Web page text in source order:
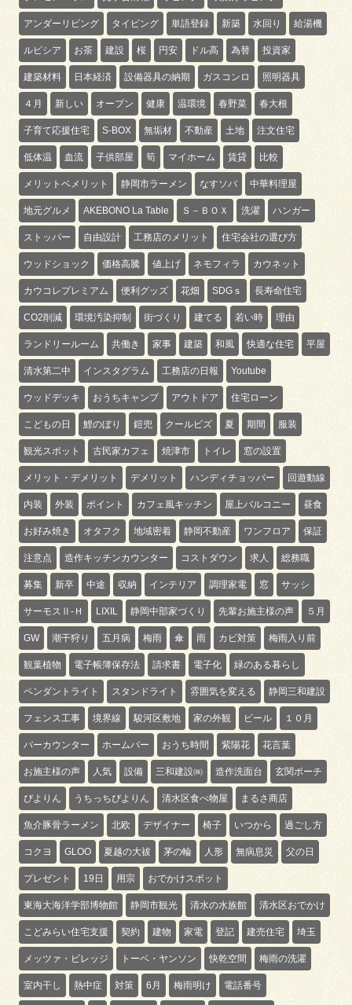
アンダーリビング タイピング 単語登録 新築 水回り 給湯機
ルピシア お茶 建設 桜 円安 ドル高 為替 投資家
建築材料 日本経済 設備器具の納期 ガスコンロ 照明器具
４月 新しい オープン 健康 温環境 春野菜 春大根
子育て応援住宅 S-BOX 無垢材 不動産 土地 注文住宅
低体温 血流 子供部屋 筍 マイホーム 賃貸 比較
メリットベメリット 静岡市ラーメン なすソバ 中華料理屋
地元グルメ AKEBONO La Table Ｓ－ＢＯＸ 洗濯 ハンガー
ストッパー 自由設計 工務店のメリット 住宅会社の選び方
ウッドショック 価格高騰 値上げ ネモフィラ カウネット
カウコレプレミアム 便利グッズ 花畑 SDGｓ 長寿命住宅
CO2削減 環境汚染抑制 街づくり 建てる 若い時 理由
ランドリールーム 共働き 家事 建築 和風 快適な住宅 平屋
清水第二中 インスタグラム 工務店の日報 Youtube
ウッドデッキ おうちキャンプ アウトドア 住宅ローン
こどもの日 鯉のぼり 鎧兜 クールビズ 夏 期間 服装
観光スポット 古民家カフェ 焼津市 トイレ 窓の設置
メリット・デメリット デメリット ハンディチョッパー 回遊動線
内装 外装 ポイント カフェ風キッチン 屋上バルコニー 昼食
お好み焼き オタフク 地域密着 静岡不動産 ワンフロア 保証
注意点 造作キッチンカウンター コストダウン 求人 総務職
募集 新卒 中途 収納 インテリア 調理家電 窓 サッシ
サーモスⅡ-Ｈ LIXIL 静岡中部家づくり 先輩お施主様の声 ５月
GW 潮干狩り 五月病 梅雨 傘 雨 カビ対策 梅雨入り前
観葉植物 電子帳簿保存法 請求書 電子化 緑のある暮らし
ペンダントライト スタンドライト 雰囲気を変える 静岡三和建設
フェンス工事 境界線 駿河区敷地 家の外観 ビール １０月
バーカウンター ホームバー おうち時間 紫陽花 花言葉
お施主様の声 人気 設備 三和建設㈱ 造作洗面台 玄関ポーチ
ぴよりん うちっちぴよりん 清水区食べ物屋 まるさ商店
魚介豚骨ラーメン 北欧 デザイナー 椅子 いつから 過ごし方
コクヨ GLOO 夏越の大祓 茅の輪 人形 無病息災 父の日
プレゼント 19日 用宗 おでかけスポット
東海大海洋学部博物館 静岡市観光 清水の水族館 清水区おでかけ
こどみらい住宅支援 契約 建物 家電 登記 建売住宅 埼玉
メッツァ・ビレッジ トーベ・ヤンソン 快乾空間 梅雨の洗濯
室内干し 熱中症 対策 6月 梅雨明け 電話番号